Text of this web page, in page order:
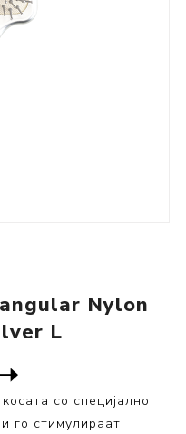
Nylon
L
со специјално
го стимулираат